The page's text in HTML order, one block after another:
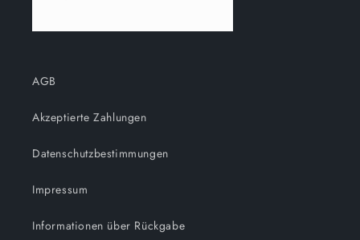
AGB
Akzeptierte Zahlungen
Datenschutzbestimmungen
Impressum
Informationen über Rückgabe